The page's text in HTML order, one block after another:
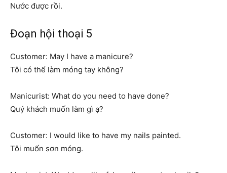
Nước được rồi.
Đoạn hội thoại 5
Customer: May I have a manicure?
Tôi có thể làm móng tay không?
Manicurist: What do you need to have done?
Quý khách muốn làm gì ạ?
Customer: I would like to have my nails painted.
Tôi muốn sơn móng.